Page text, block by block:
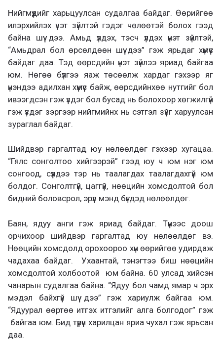
Нийгмүүдийг харьцуулсан судалгаа байдаг. Өөрийгөө
илэрхийлэх үнэт зүйлтэй гэдэг чөлөөтэй болох гээд
байна шүү дээ. Амьд үлдэх, тэсч үлдэх үнэт зүйлтэй,
“Амьдрал бол өрсөлдөөн шүү дээ” гэж ярьдаг хүмүүс
байдаг даа. Тэд өөрсдийн үнэт зүйлээ яриад байгаа
юм. Нөгөө бүлгээ яаж төсөөлж хардаг гэхээр яг
үнэндээ адилхан хүмүүс байж, өөрсдийнхөө нутгийг бол
ивээгдсэн гэж үздэг бол бусад нь болохоор хөгжилгүй
гэж үздэг зэргээр нийгмийнх нь сэтгэл зүйг харуулсан
зураглал байдаг.
Шийдвэр гаргалтад юу нөлөөлдөг гэхээр хугацаа.
“Гялс сонголтоо хийгээрэй” гээд юу ч юм нэг юм
сонгоод, сүүлдээ тэр нь таалагдах таалагдахгүй юм
болдог. Сонголтгүй, цаггүй, нөөцийн хомсдолтой бол
бидний боловсрол, эрүүл мэнд бүгдэд нөлөөлдөг.
Баян, ядуу анги гэж яриад байдаг. Түүнээс доош
орчихоор шийдвэр гаргалтад юу нөлөөлдөг вэ.
Нөөцийн хомсдолд орохоороо хүн өөрийгөө удирдаж
чадахаа байдаг. Ухаантай, тэнэгтээ биш нөөцийн
хомсдолтой холбоотой юм байна. 60 улсад хийсэн
чанарын судалгаа байна. “Ядуу бол чамд ямар ч эрх
мэдэл байхгүй шүү дээ” гэж хариулж байгаа юм.
“Ядуурал өөртөө итгэх итгэлийг алга болгодог” гэж
байгаа юм. Бид түрүүн харилцан яриа чухал гэж ярьсан
даа.